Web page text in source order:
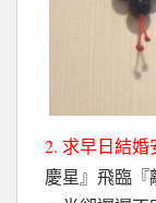
2. 求早日結婚
慶星』飛臨『